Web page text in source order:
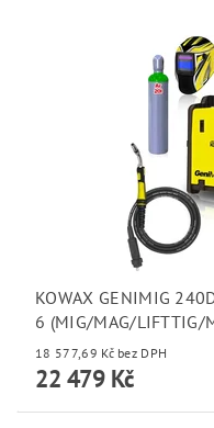
KOWAX GENIMIG
6 (MIG/MAG/LIFTTIG/
18 577,69 Kč bez DPH
22 479 Kč